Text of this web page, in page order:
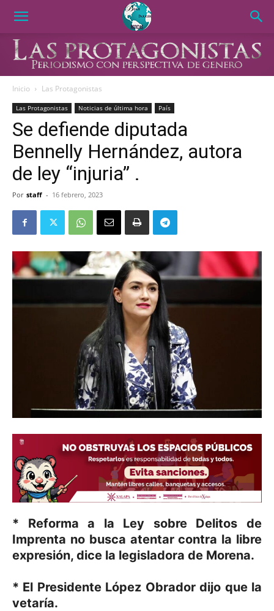
Inicio Las Protagonistas
Las Protagonistas Noticias de última hora País
Se defiende diputada
Bennelly Hernández, autora
de ley “injuria” .
Por staff - 16 febrero, 2023
* Reforma a la Ley sobre Delitos de
Imprenta no busca atentar contra la libre
expresión, dice la legisladora de Morena.
* El Presidente López Obrador dijo que la
vetaría.